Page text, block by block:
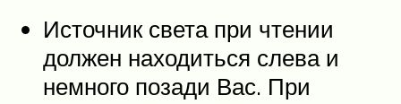
Источник света при чтении
должен находиться слева и
немного позади Вас. При